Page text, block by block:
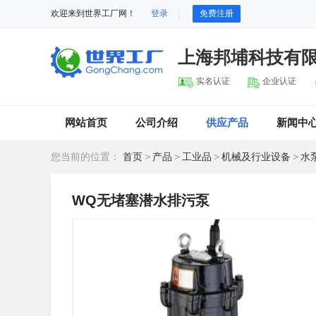
欢迎来到世界工厂网！ 登录 免费注册
上海邦埔科技有
实名认证 企业认证
网站首页 公司介绍 供应产品 新闻中
您当前的位置： 首页 > 产品 > 工业品 >机械及行业设备 >水
WQ无堵塞潜水排污泵